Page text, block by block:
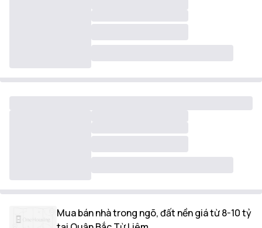
Mua bán nhà trong ngõ, đất nền giá từ 8-10 tỷ